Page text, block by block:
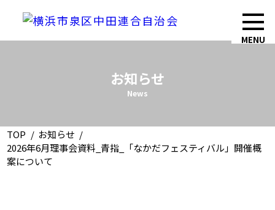
MENU
お知らせ
News
TOP
お知らせ
2026年6月理事会資料_青指_「なかだフェスティバル」開催概
案について